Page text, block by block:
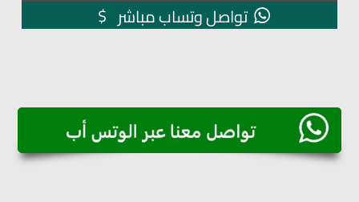
تواصل وتساب مباشر $